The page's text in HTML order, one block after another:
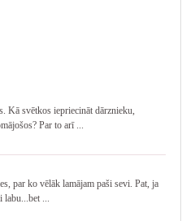
Kā svētkos iepriecināt dārznieku,
Par to arī ...
par ko vēlāk lamājam paši sevi. Pat, ja
labu...bet ...